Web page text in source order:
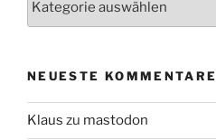
NEUESTE KOMMENTARE
Klaus zu mastodon